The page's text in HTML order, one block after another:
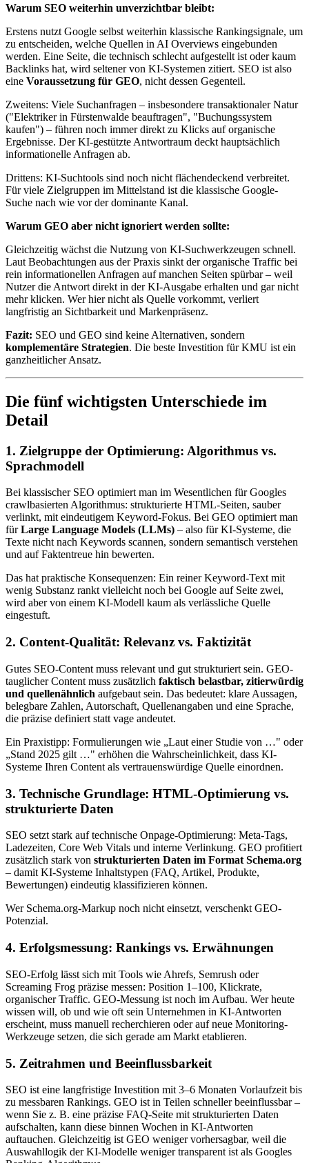
Warum SEO weiterhin unverzichtbar bleibt:
Erstens nutzt Google selbst weiterhin klassische Rankingsignale, um
zu entscheiden, welche Quellen in AI Overviews eingebunden
werden. Eine Seite, die technisch schlecht aufgestellt ist oder kaum
Backlinks hat, wird seltener von KI-Systemen zitiert. SEO ist also
eine Voraussetzung für GEO, nicht dessen Gegenteil.
Zweitens: Viele Suchanfragen – insbesondere transaktionaler Natur
("Elektriker in Fürstenwalde beauftragen", "Buchungssystem
kaufen") – führen noch immer direkt zu Klicks auf organische
Ergebnisse. Der KI-gestützte Antwortraum deckt hauptsächlich
informationelle Anfragen ab.
Drittens: KI-Suchtools sind noch nicht flächendeckend verbreitet.
Für viele Zielgruppen im Mittelstand ist die klassische Google-
Suche nach wie vor der dominante Kanal.
Warum GEO aber nicht ignoriert werden sollte:
Gleichzeitig wächst die Nutzung von KI-Suchwerkzeugen schnell.
Laut Beobachtungen aus der Praxis sinkt der organische Traffic bei
rein informationellen Anfragen auf manchen Seiten spürbar – weil
Nutzer die Antwort direkt in der KI-Ausgabe erhalten und gar nicht
mehr klicken. Wer hier nicht als Quelle vorkommt, verliert
langfristig an Sichtbarkeit und Markenpräsenz.
Fazit: SEO und GEO sind keine Alternativen, sondern
komplementäre Strategien. Die beste Investition für KMU ist ein
ganzheitlicher Ansatz.
Die fünf wichtigsten Unterschiede im
Detail
1. Zielgruppe der Optimierung: Algorithmus vs.
Sprachmodell
Bei klassischer SEO optimiert man im Wesentlichen für Googles
crawlbasierten Algorithmus: strukturierte HTML-Seiten, sauber
verlinkt, mit eindeutigem Keyword-Fokus. Bei GEO optimiert man
fürLarge Language Models (LLMs) – also für KI-Systeme, die
Texte nicht nach Keywords scannen, sondern semantisch verstehen
und auf Faktentreue hin bewerten.
Das hat praktische Konsequenzen: Ein reiner Keyword-Text mit
wenig Substanz rankt vielleicht noch bei Google auf Seite zwei,
wird aber von einem KI-Modell kaum als verlässliche Quelle
eingestuft.
2. Content-Qualität: Relevanz vs. Faktizität
Gutes SEO-Content muss relevant und gut strukturiert sein. GEO-
tauglicher Content muss zusätzlich faktisch belastbar, zitierwürdig
und quellenähnlich aufgebaut sein. Das bedeutet: klare Aussagen,
belegbare Zahlen, Autorschaft, Quellenangaben und eine Sprache,
die präzise definiert statt vage andeutet.
Ein Praxistipp: Formulierungen wie „Laut einer Studie von …" oder
„Stand 2025 gilt …" erhöhen die Wahrscheinlichkeit, dass KI-
Systeme Ihren Content als vertrauenswürdige Quelle einordnen.
3. Technische Grundlage: HTML-Optimierung vs.
strukturierte Daten
SEO setzt stark auf technische Onpage-Optimierung: Meta-Tags,
Ladezeiten, Core Web Vitals und interne Verlinkung. GEO profitiert
zusätzlich stark von strukturierten Daten im Format Schema.org
– damit KI-Systeme Inhaltstypen (FAQ, Artikel, Produkte,
Bewertungen) eindeutig klassifizieren können.
Wer Schema.org-Markup noch nicht einsetzt, verschenkt GEO-
Potenzial.
4. Erfolgsmessung: Rankings vs. Erwähnungen
SEO-Erfolg lässt sich mit Tools wie Ahrefs, Semrush oder
Screaming Frog präzise messen: Position 1–100, Klickrate,
organischer Traffic. GEO-Messung ist noch im Aufbau. Wer heute
wissen will, ob und wie oft sein Unternehmen in KI-Antworten
erscheint, muss manuell recherchieren oder auf neue Monitoring-
Werkzeuge setzen, die sich gerade am Markt etablieren.
5. Zeitrahmen und Beeinflussbarkeit
SEO ist eine langfristige Investition mit 3–6 Monaten Vorlaufzeit bis
zu messbaren Rankings. GEO ist in Teilen schneller beeinflussbar –
wenn Sie z. B. eine präzise FAQ-Seite mit strukturierten Daten
aufschalten, kann diese binnen Wochen in KI-Antworten
auftauchen. Gleichzeitig ist GEO weniger vorhersagbar, weil die
Auswahllogik der KI-Modelle weniger transparent ist als Googles